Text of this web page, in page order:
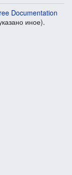
Documentation
иное).